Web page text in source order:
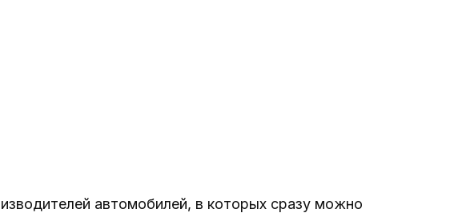
автомобилей, в которых сразу можно